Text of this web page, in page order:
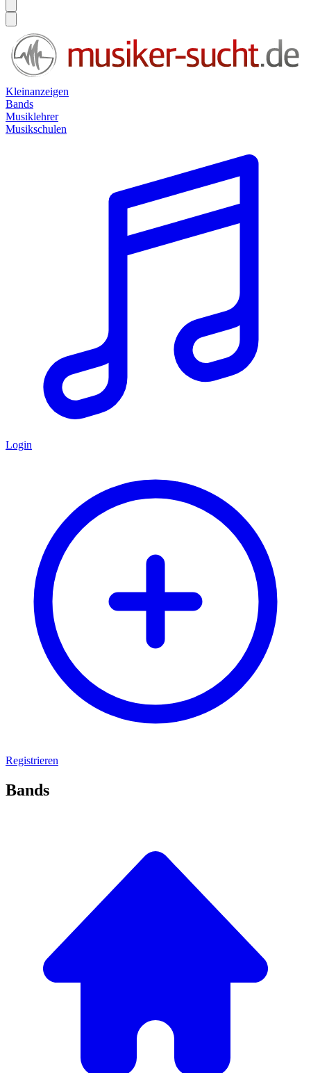
Kleinanzeigen
Bands
Musiklehrer
Musikschulen
Login
Registrieren
Bands